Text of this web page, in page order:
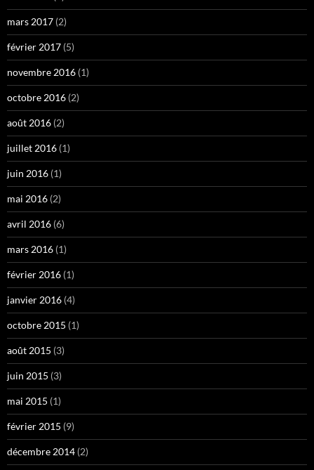
mars 2017 (2)
février 2017 (5)
novembre 2016 (1)
octobre 2016 (2)
août 2016 (2)
juillet 2016 (1)
juin 2016 (1)
mai 2016 (2)
avril 2016 (6)
mars 2016 (1)
février 2016 (1)
janvier 2016 (4)
octobre 2015 (1)
août 2015 (3)
juin 2015 (3)
mai 2015 (1)
février 2015 (9)
décembre 2014 (2)